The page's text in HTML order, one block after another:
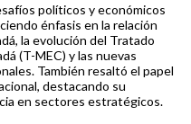
políticos y económicos
énfasis en la relación
la evolución del Tratado
(T-MEC) y las nuevas
También resaltó el papel
destacando su
en sectores estratégicos.